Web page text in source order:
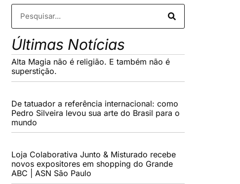
Últimas Notícias
Alta Magia não é religião. E também não é
superstição.
De tatuador a referência internacional: como
Pedro Silveira levou sua arte do Brasil para o
mundo
Loja Colaborativa Junto & Misturado recebe
novos expositores em shopping do Grande
ABC | ASN São Paulo